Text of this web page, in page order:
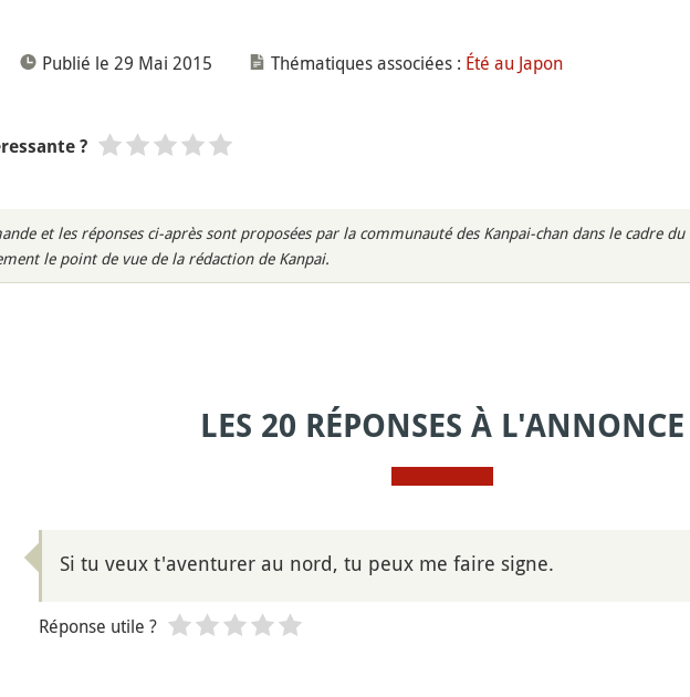
Publié le 29 Mai 2015 Thématiques associées : Été au Japon
?
et les réponses ci-après sont proposées par la communauté des Kanpai-chan dans le cadre
le point de vue de la rédaction de Kanpai.
LES 20 RÉPONSES À L'ANNONCE
Si tu veux t'aventurer au nord, tu peux me faire signe.
Réponse utile ?